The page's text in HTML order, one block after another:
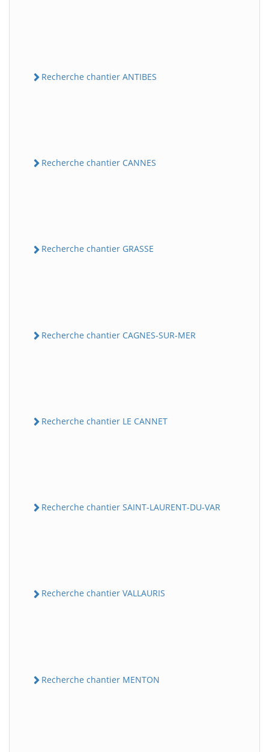
Recherche chantier ANTIBES
Recherche chantier CANNES
Recherche chantier GRASSE
Recherche chantier CAGNES-SUR-MER
Recherche chantier LE CANNET
Recherche chantier SAINT-LAURENT-DU-VAR
Recherche chantier VALLAURIS
Recherche chantier MENTON